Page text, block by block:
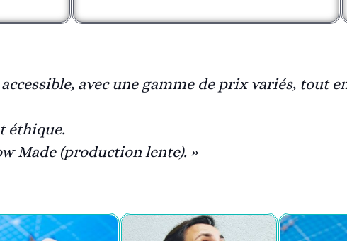
accessible, avec une gamme de prix variés, tout
éthique.
Made (production lente). »